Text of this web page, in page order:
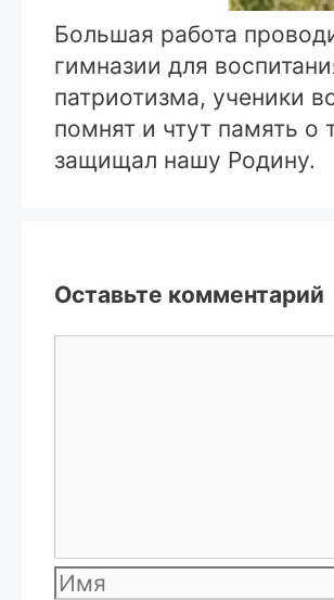
Большая работа
гимназии для
патриотизма, ученики
помнят и чтут память о
защищал нашу Родину.
Оставьте комментарий
Имя